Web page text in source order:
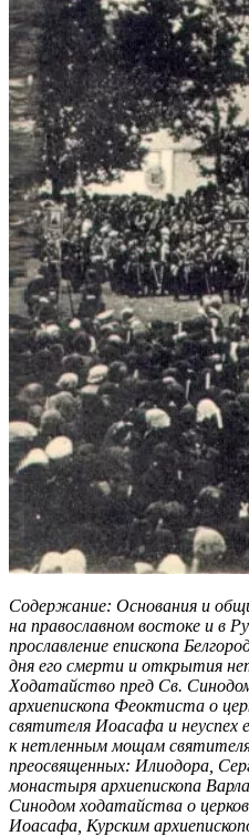
Содержание: Основания и
на православном востоке и в
прославление епископа
дня его смерти и открытия
Ходатайство пред Св. Синодом
архиепископа Феоктиста о
святителя Иоасафа и
к нетленным мощам
преосвященных: Илиодора,
монастыря архиепископа
Синодом ходатайства о
Иоасафа, Курским